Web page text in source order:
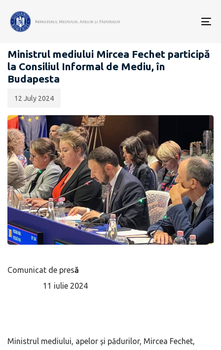
COMUNICATE DE PRESĂ
Ministrul mediului Mircea Fechet participă
la Consiliul Informal de Mediu, în
Budapesta
publicării:
12 July 2024
Comunicat de presă
11 iulie 2024
Ministrul mediului, apelor și pădurilor, Mircea Fechet,